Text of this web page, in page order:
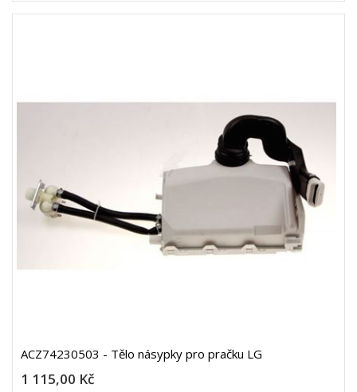
ACZ74230503 - Tělo násypky pro pračku LG
1 115,00 Kč